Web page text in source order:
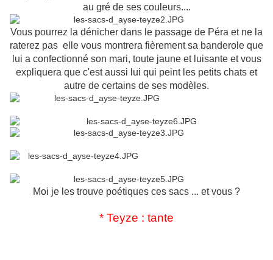
au gré de ses couleurs....
Vous pourrez la dénicher dans le passage de Péra et ne la
raterez pas elle vous montrera fièrement sa banderole que
lui a confectionné son mari, toute jaune et luisante et vous
expliquera que c'est aussi lui qui peint les petits chats et
autre de certains de ses modèles.
Moi je les trouve poétiques ces sacs ... et vous ?
* Teyze : tante